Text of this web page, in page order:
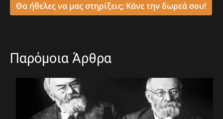
Θα ήθελες να μας στηρίξεις; Κάνε την δωρεά σου!
Παρόμοια Άρθρα